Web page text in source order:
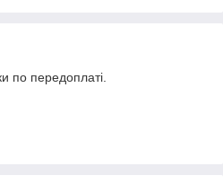
по передоплаті.